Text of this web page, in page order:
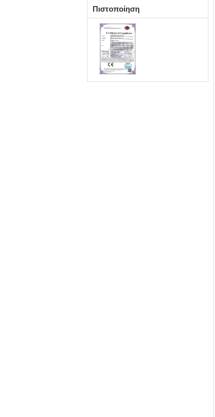
Πιστοποίηση